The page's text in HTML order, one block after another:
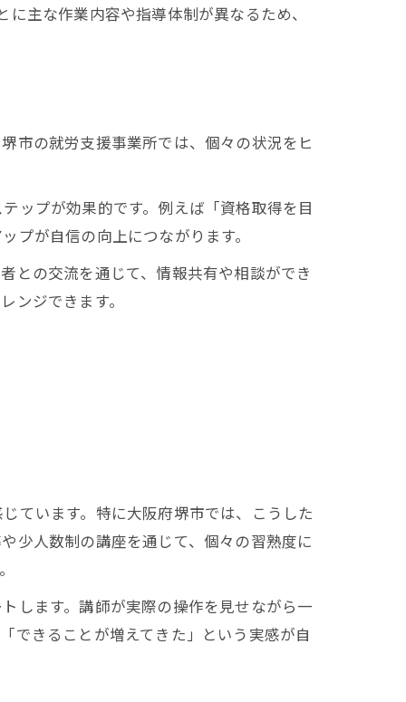
主な作業内容や指導体制が異なるため、
市の就労支援事業所では、個々の状況をヒ
ップが効果的です。例えば「資格取得を目
プが自信の向上につながります。
との交流を通じて、情報共有や相談ができ
ンジできます。
ています。特に大阪府堺市では、こうした
少人数制の講座を通じて、個々の習熟度に
します。講師が実際の操作を見せながら一
できることが増えてきた」という実感が自